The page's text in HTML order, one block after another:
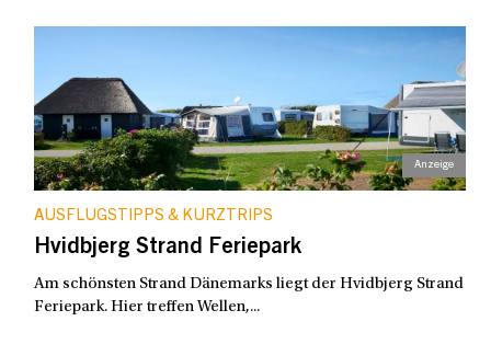
AUSFLUGSTIPPS & KURZTRIPS
Hvidbjerg Strand Feriepark
Am schönsten Strand Dänemarks liegt der Hvidbjerg Strand
Feriepark. Hier treffen Wellen,...